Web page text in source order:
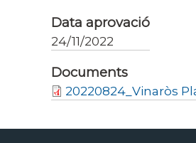
Data aprovació
24/11/2022
Documents
20220824_Vinaròs